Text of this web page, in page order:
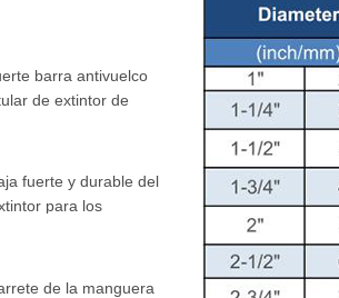
barra antivuelco
de extintor de
fuerte y durable del
para los
de la manguera